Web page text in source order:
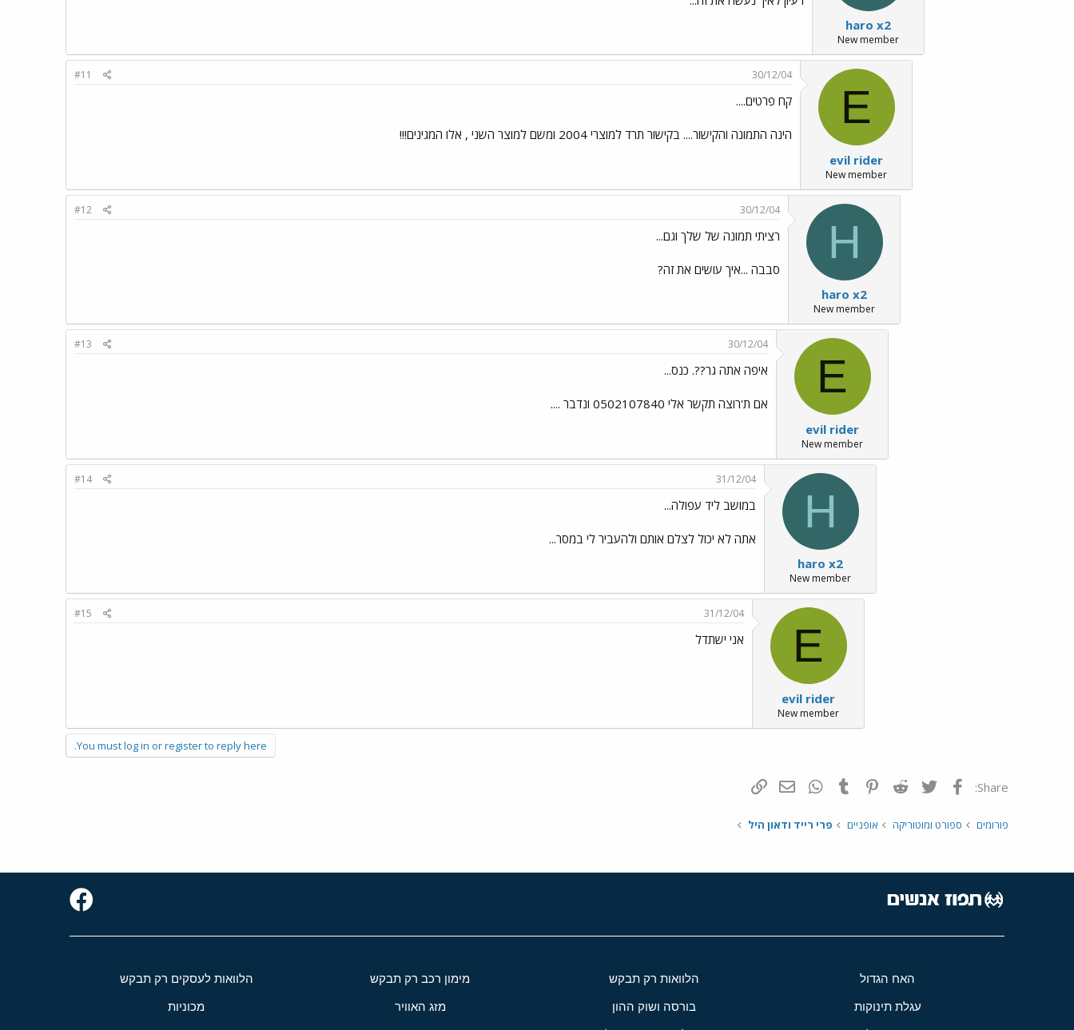
haro x2
New member
E
evil rider
New member
30/12/04
#11
קח פרטים....
הינה התמונה והקישור.... בקישור תרד למוצרי 2004 ומשם למוצר השני , אלו המגינים!!!
H
haro x2
New member
30/12/04
#12
רציתי תמונה של שלך וגם...
סבבה ...איך עושים את זה?
E
evil rider
New member
30/12/04
#13
איפה אתה גר??. כנס...
אם ת'רוצה תקשר אלי 0502107840 ונדבר ....
H
haro x2
New member
31/12/04
#14
במושב ליד עפולה...
אתה לא יכול לצלם אותם ולהעביר לי במסר...
E
evil rider
New member
31/12/04
#15
אני ישתדל
You must log in or register to reply here.
Share: פייסבוק Twitter
Reddit
Pinterest
Tumblr
WhatsAppדואר אלקטרוני
פורומים ספורט ומוטוריקה אופניים פרי רייד ודאון היל
האח הגדול הלוואות רק תבקש מימון רכב רק תבקש הלוואות לעסקים רק תבקש
עגלת תינוקות בורסה ושוק ההון מזג האוויר מכוניות